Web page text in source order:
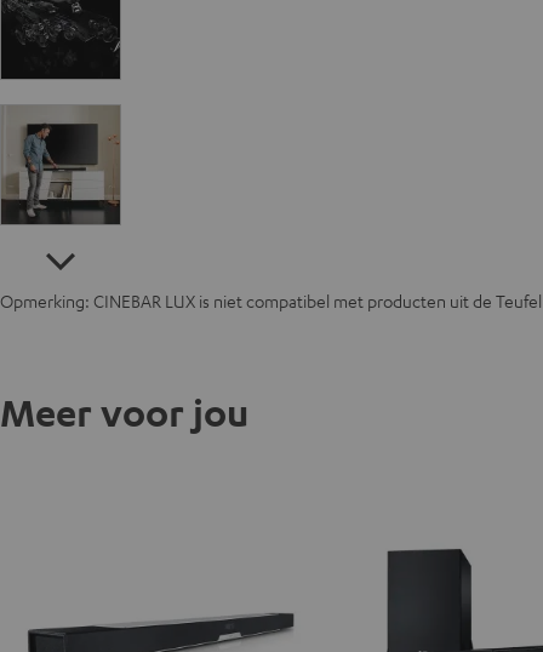
Opmerking: CINEBAR LUX is niet compatibel met producten uit de
Meer voor jou